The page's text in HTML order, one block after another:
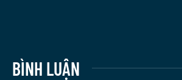
BÌNH LUẬN